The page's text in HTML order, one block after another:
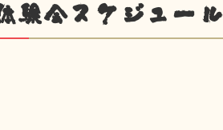
験会スケジュール